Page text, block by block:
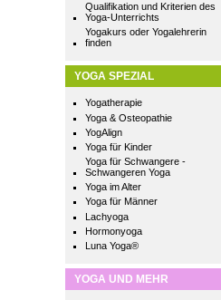
Qualifikation und Kriterien des
Yoga-Unterrichts
Yogakurs oder Yogalehrerin
finden
YOGA SPEZIAL
Yogatherapie
Yoga & Osteopathie
YogAlign
Yoga für Kinder
Yoga für Schwangere -
Schwangeren Yoga
Yoga im Alter
Yoga für Männer
Lachyoga
Hormonyoga
Luna Yoga®
YOGA UND MEHR